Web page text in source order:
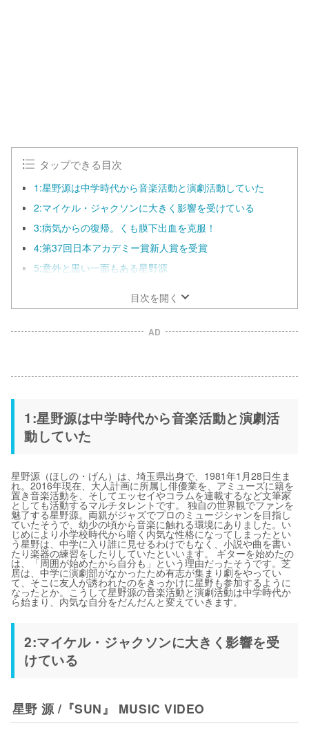
タップできる目次
1:星野源は中学時代から音楽活動と演劇活動していた
2:マイケル・ジャクソンに大きく影響を受けている
3:病気からの復帰。くも膜下出血を克服！
4:第37回日本アカデミー賞新人賞を受賞
5:意外と黒い一面もある星野源
目次を開く
AD
1:星野源は中学時代から音楽活動と演劇活
動していた
星野源（ほしの・げん）は、埼玉県出身で、1981年1月28日生ま
れ。2016年現在、大人計画に所属し俳優業を、アミューズに籍を
置き音楽活動を、そしてエッセイやコラムを連載するなど文筆家
としても活動するマルチタレントです。 独自の世界観でファンを
魅了する星野源。両親がジャズでプロのミュージシャンを目指し
ていたそうで、幼少の頃から音楽に触れる環境にありました。い
じめにより小学校時代から暗く内気な性格になってしまったとい
う星野は、中学に入り誰に見せるわけでもなく、小説や曲を書い
たり楽器の練習をしたりしていたといいます。 ギターを始めたの
は、「周囲が始めたから自分も」という理由だったそうです。芝
居は、中学に演劇部がなかったため有志が集まり劇をやってい
て、そこに友人が誘われたのをきっかけに星野も参加するように
なったとか。こうして星野源の音楽活動と演劇活動は中学時代か
ら始まり、内気な自分をだんだんと変えていきます。
2:マイケル・ジャクソンに大きく影響を受
けている
星野 源 /『SUN』 MUSIC VIDEO